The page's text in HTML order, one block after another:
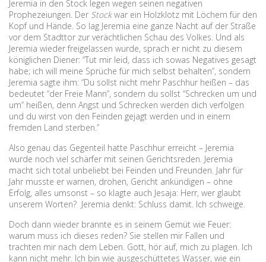
Jeremia in den Stock legen wegen seinen negativen
Prophezeiungen. Der Stockwar ein Holzklotz mit Löchern für den
Kopf und Hände. So lag Jeremia eine ganze Nacht auf der Straße
vor dem Stadttor zur verächtlichen Schau des Volkes. Und als
Jeremia wieder freigelassen wurde, sprach er nicht zu diesem
königlichen Diener: “Tut mir leid, dass ich sowas Negatives gesagt
habe; ich will meine Sprüche für mich selbst behalten”, sondern
Jeremia sagte ihm: “Du sollst nicht mehr Paschhur heißen – das
bedeutet “der Freie Mann”, sondern du sollst “Schrecken um und
um” heißen, denn Angst und Schrecken werden dich verfolgen
und du wirst von den Feinden gejagt werden und in einem
fremden Land sterben.”
Also genau das Gegenteil hatte Paschhur erreicht – Jeremia
wurde noch viel schärfer mit seinen Gerichtsreden. Jeremia
macht sich total unbeliebt bei Feinden und Freunden. Jahr für
Jahr musste er warnen, drohen, Gericht ankündigen – ohne
Erfolg, alles umsonst – so klagte auch Jesaja: Herr, wer glaubt
unserem Worten? Jeremia denkt: Schluss damit. Ich schweige.
Doch dann wieder brannte es in seinem Gemüt wie Feuer:
warum muss ich dieses reden? Sie stellen mir Fallen und
trachten mir nach dem Leben. Gott, hör auf, mich zu plagen. Ich
kann nicht mehr. Ich bin wie ausgeschüttetes Wasser, wie ein